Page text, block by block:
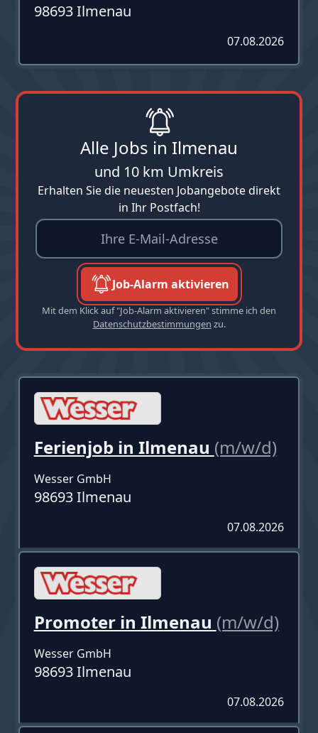
98693 Ilmenau
07.08.2026
Alle Jobs in Ilmenau
und 10 km Umkreis
Erhalten Sie die neuesten Jobangebote direkt
in Ihr Postfach!
Job-Alarm aktivieren
Mit dem Klick auf "Job-Alarm aktivieren" stimme ich den
Datenschutzbestimmungen zu.
Ferienjob in Ilmenau (m/w/d)
Wesser GmbH
98693 Ilmenau
07.08.2026
Promoter in Ilmenau (m/w/d)
Wesser GmbH
98693 Ilmenau
07.08.2026